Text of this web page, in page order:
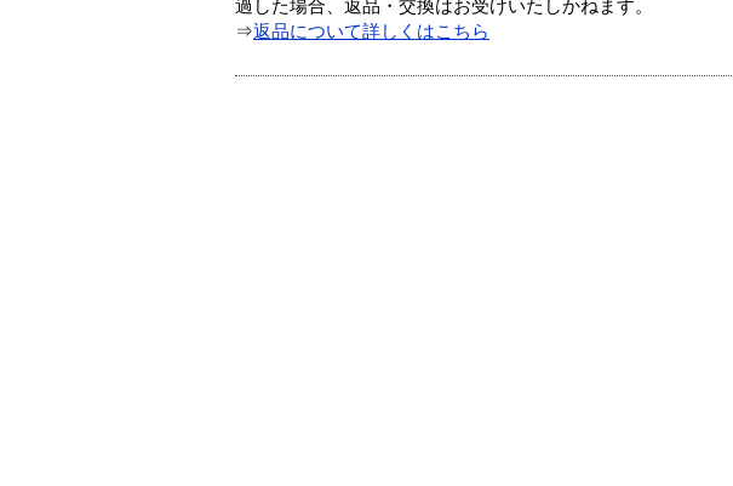
過した場合、返品・交換はお受けいたしかねます。
⇒返品について詳しくはこちら